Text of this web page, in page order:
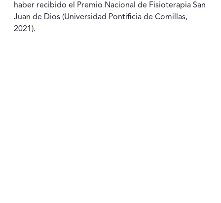
haber recibido el Premio Nacional de Fisioterapia San
Juan de Dios (Universidad Pontificia de Comillas,
2021).